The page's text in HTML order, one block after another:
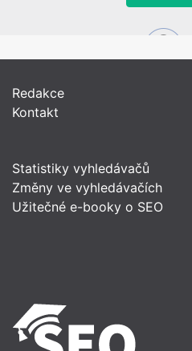
Redakce
Kontakt
Statistiky vyhledávačů
Změny ve vyhledávačích
Užitečné e-booky o SEO